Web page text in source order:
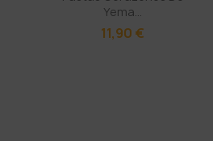
Yema...
11,90 €